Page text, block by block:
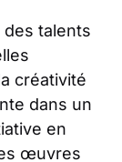
des talents
créativité
dans un
en
œuvres